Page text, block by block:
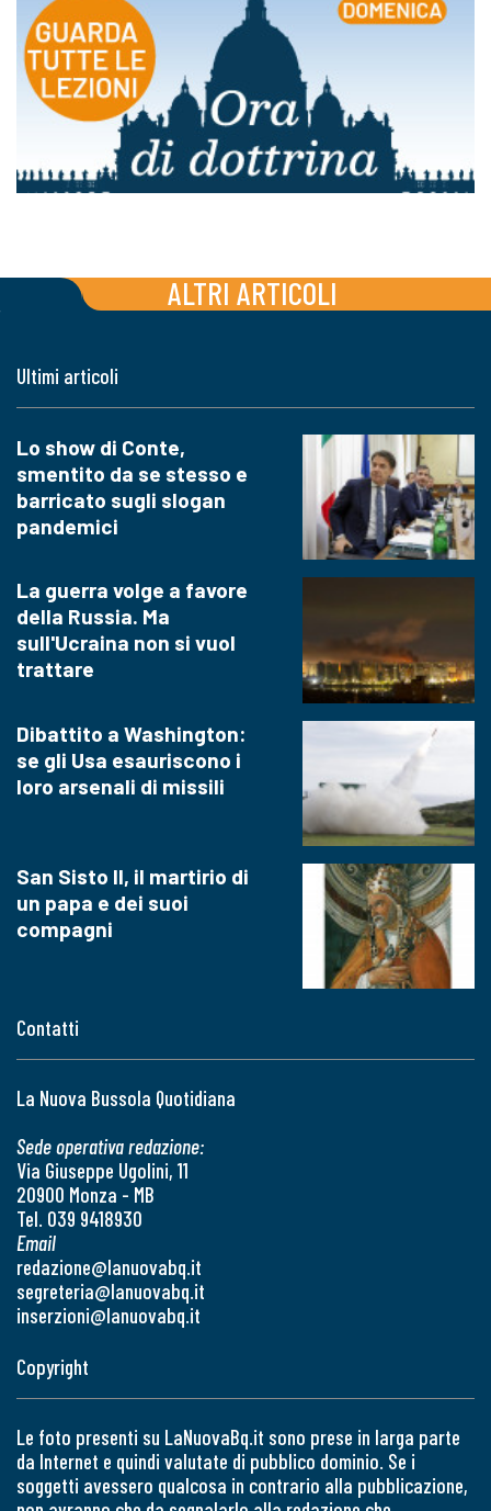
ALTRI ARTICOLI
Contatti
La Nuova Bussola Quotidiana
Sede operativa redazione:
Via Giuseppe Ugolini, 11
20900 Monza - MB
Tel. 039 9418930
Email
redazione@lanuovabq.it
segreteria@lanuovabq.it
inserzioni@lanuovabq.it
Ultimi articoli
Lo show di Conte,
smentito da se stesso e
barricato sugli slogan
pandemici
La guerra volge a favore
della Russia. Ma
sull'Ucraina non si vuol
trattare
Dibattito a Washington:
se gli Usa esauriscono i
loro arsenali di missili
San Sisto II, il martirio di
un papa e dei suoi
compagni
Copyright
Le foto presenti su LaNuovaBq.it sono prese in larga parte
da Internet e quindi valutate di pubblico dominio. Se i
soggetti avessero qualcosa in contrario alla pubblicazione,